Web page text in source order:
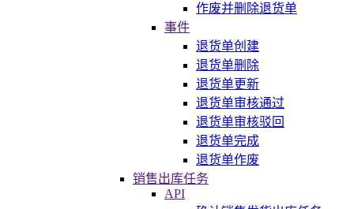
作废并删除退货单
事件
退货单创建
退货单删除
退货单更新
退货单审核通过
退货单审核驳回
退货单完成
退货单作废
销售出库任务
API